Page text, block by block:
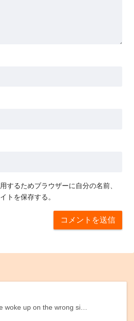
するためブラウザーに自分の名前、
トを保存する。
woke up on the wrong si…